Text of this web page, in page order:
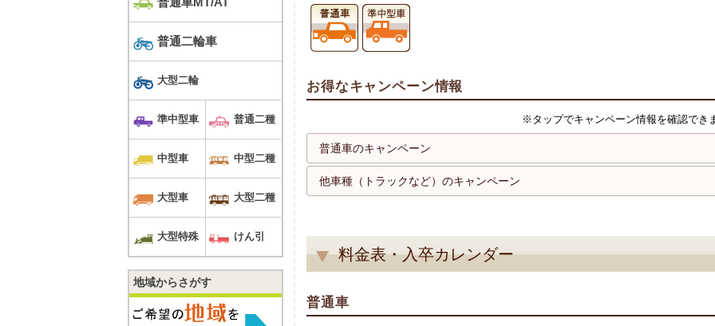
お得なキャンペーン情報
※タップでキャンペーン情報を確認でき
普通車のキャンペーン
他車種（トラックなど）のキャンペーン
料金表・入卒カレンダー
普通車
普通二輪車
大型二輪
準中型車 普通二種
中型車 中型二種
大型車 大型二種
大型特殊 けん引
地域からさがす